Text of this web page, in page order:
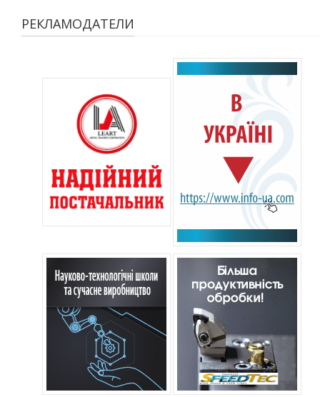
РЕКЛАМОДАТЕЛИ